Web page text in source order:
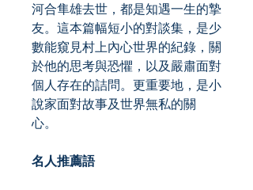
河合隼雄去世，都是知遇一生的摯
友。這本篇幅短小的對談集，是少
數能窺見村上內心世界的紀錄，關
於他的思考與恐懼，以及嚴肅面對
個人存在的詰問。更重要地，是小
說家面對故事及世界無私的關
心。
名人推薦語